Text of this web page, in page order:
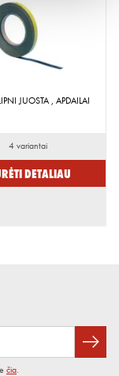
JUOSTA , APDAILAI
4 variantai
detaliau
čia.